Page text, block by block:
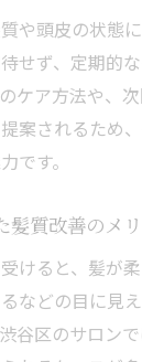
や頭皮の状態
せず、定期的
ケア方法や、
案されるため
です。
髪質改善のメ
けると、髪が
などの目に見
谷区のサロン